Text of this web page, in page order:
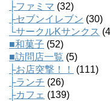
├ファミマ (32)
├セブンイレブン (30)
└サークルKサンクス
■和菓子 (52)
■訪問店一覧 (5)
├お店突撃！！
(111)
├ランチ (26)
├カフェ (139)